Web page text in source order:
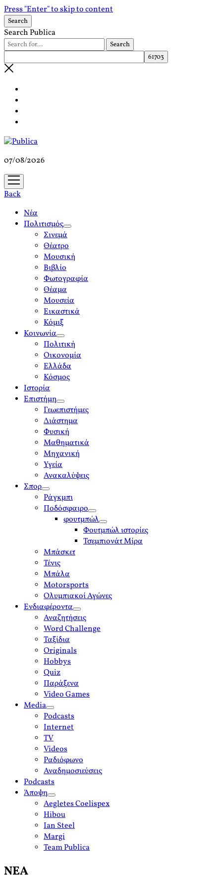
Press "Enter" to skip to content
Search
Search Publica
07/08/2026
open
menu
Back
Νέα
Πολιτισμός
open
menu
Σινεμά
Θέατρο
Μουσική
Βιβλίο
Φωτογραφία
Θέαμα
Μουσεία
Εικαστικά
Κόμιξ
Κοινωνία
open
menu
Πολιτική
Οικονομία
Ελλάδα
Κόσμος
Ιστορία
Επιστήμη
open
menu
Γεωεπιστήμες
Διάστημα
Φυσική
Μαθηματικά
Μηχανική
Υγεία
Ανακαλύψεις
Σπορ
open
menu
Ράγκμπι
Ποδόσφαιρο
open
menu
φουτμπώλ
open
menu
Φουτμπώλ ιστορίες
Τσεμπιονάτ Μίρα
Μπάσκετ
Τένις
Μπάλα
Motorsports
Ολυμπιακοί Αγώνες
Ενδιαφέροντα
open
menu
Αναζητήσεις
Word Challenge
Ταξίδια
Originals
Hobbys
Quiz
Παράξενα
Video Games
Media
open
menu
Podcasts
Internet
TV
Videos
Ραδιόφωνο
Αναδημοσιεύσεις
Podcasts
Άποψη
open
menu
Aegletes Coelispex
Hibou
Ian Steel
Margi
Team Publica
ΝΕΑ